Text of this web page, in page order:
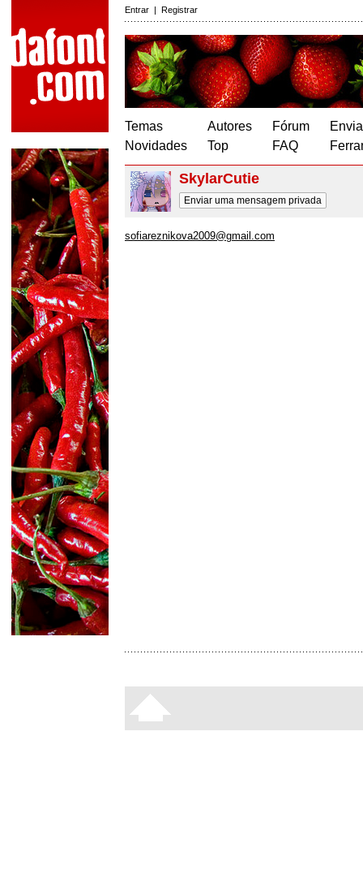
Entrar | Registrar
Temas
Novidades
Autores
Top
Fórum
FAQ
SkylarCutie
Enviar uma mensagem privada
sofiareznikova2009@gmail.com